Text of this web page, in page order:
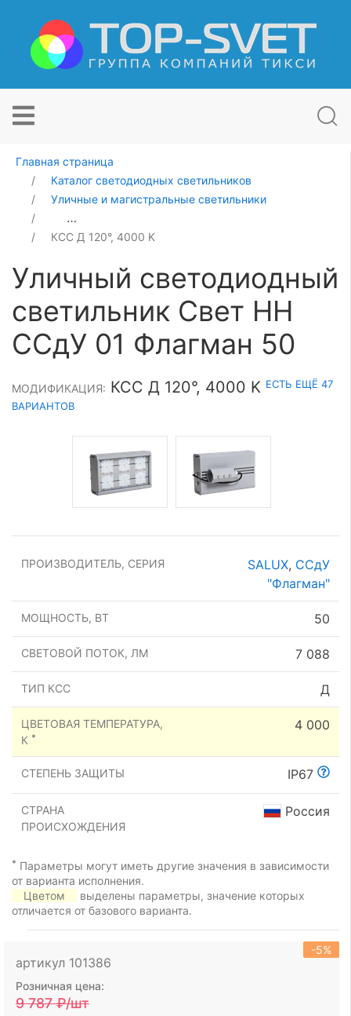
Главная страница
Каталог светодиодных светильников
Уличные и магистральные светильники
Уличный светодиодный светильник Свет НН ССдУ 01
КСС Д 120°, 4000 K
Уличный светодиодный
светильник Свет НН
ССдУ 01 Флагман 50
МОДИФИКАЦИЯ: КСС Д 120°, 4000 K ЕСТЬ ЕЩЁ 47
ВАРИАНТОВ
ПРОИЗВОДИТЕЛЬ, СЕРИЯ SALUX, ССдУ
"Флагман"
МОЩНОСТЬ, ВТ 50
СВЕТОВОЙ ПОТОК, ЛМ 7 088
ТИП КСС Д
ЦВЕТОВАЯ ТЕМПЕРАТУРА,
К *
4 000
СТЕПЕНЬ ЗАЩИТЫ IP67
СТРАНА
ПРОИСХОЖДЕНИЯ
Россия
* Параметры могут иметь другие значения в зависимости
от варианта исполнения.
Цветом
выделены параметры, значение которых
отличается от базового варианта.
артикул 101386
-5%
Розничная цена:
9 787₽/шт